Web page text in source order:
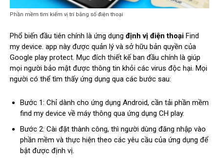
Phần mềm tìm kiếm vị trí bằng số điện thoại
Phổ biến đầu tiên chính là ứng dụng định vị điện thoại Find
my device. app này được quản lý và sở hữu bản quyền của
Google play protect. Mục đích thiết kế ban đầu chính là giúp
mọi người bảo mật được thông tin khỏi các virus độc hại. Mọi
người có thể tìm thấy ứng dụng qua các bước sau:
Bước 1: Chỉ dành cho ứng dụng Android, cần tải phần mềm
find my device về máy thông qua ứng dụng CH play.
Bước 2: Cài đặt thành công, thì người dùng đăng nhập vào
phần mềm và thực hiện theo các yêu cầu của ứng dụng để
bật được định vị.